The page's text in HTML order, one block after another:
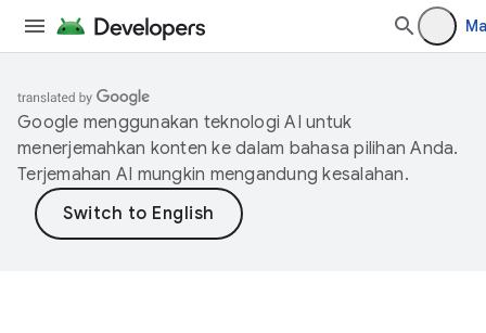
Google menggunakan teknologi AI untuk
menerjemahkan konten ke dalam bahasa pilihan Anda.
Terjemahan AI mungkin mengandung kesalahan.